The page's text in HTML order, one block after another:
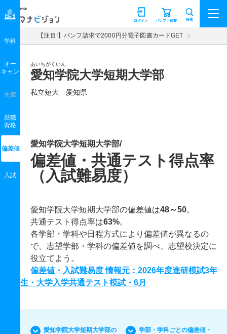
マナビジョン パンフ・願書
ログイン 検索
【注目!】パンフ請求で2000円分電子図書カードGET
あいちがくいん
愛知学院大学短期大学部
私立短大 愛知県
学科
オー
キャン
先輩
就職
資格
偏差値
入試
愛知学院大学短期大学部/
偏差値・共通テスト得点率
（入試難易度）
愛知学院大学短期大学部の偏差値は48～50。
共通テスト得点率は63%。
各学部・学科や日程方式により偏差値が異なるの
で、志望学部・学科の偏差値を調べ、志望校決定に
役立てよう。
偏差値・入試難易度 情報元：2026年度進研模試3年
生・大学入学共通テスト模試・6月
愛知学院大学短期大学部の
学部・学科ごとの偏差値・